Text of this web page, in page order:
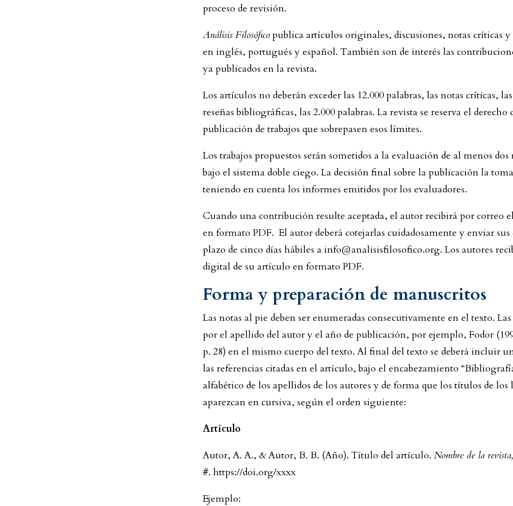
proceso de revisión.
Análisis Filosóficopublica artículos originales, discusiones, notas críticas y
en inglés, portugués y español. También son de interés las
ya publicados en la revista.
Los artículos no deberán exceder las 12.000 palabras, las notas críticas,
reseñas bibliográficas, las 2.000 palabras. La revista se reserva el derecho
publicación de trabajos que sobrepasen esos límites.
Los trabajos propuestos serán sometidos a la evaluación de al menos dos
bajo el sistema doble ciego. La decisión final sobre la publicación la
teniendo en cuenta los informes emitidos por los evaluadores.
Cuando una contribución resulte aceptada, el autor recibirá por correo
en formato PDF. El autor deberá cotejarlas cuidadosamente y enviar
plazo de cinco días hábiles a info@analisisfilosofico.org. Los autores
digital de su artículo en formato PDF.
Forma y preparación de manuscritos
Las notas al pie deben ser enumeradas consecutivamente en el texto.
por el apellido del autor y el año de publicación, por ejemplo, Fodor
p. 28) en el mismo cuerpo del texto. Al final del texto se deberá incluir
las referencias citadas en el artículo, bajo el encabezamiento
alfabético de los apellidos de los autores y de forma que los títulos de los
aparezcan en cursiva, según el orden siguiente:
Artículo
Autor, A. A., & Autor, B. B. (Año). Título del artículo. Nombre de la
#. https://doi.org/xxxx
Ejemplo: